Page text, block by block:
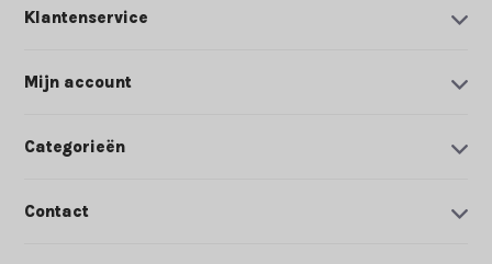
Klantenservice
Mijn account
Categorieën
Contact